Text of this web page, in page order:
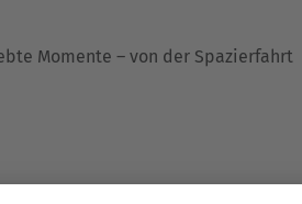
Momente – von der Spazierfahrt